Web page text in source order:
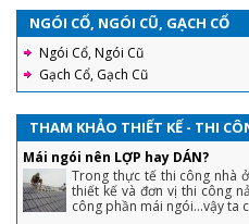
NGÓI CỔ, NGÓI CŨ, GẠCH CỔ
Ngói Cổ, Ngói Cũ
Gạch Cổ, Gạch Cũ
THAM KHẢO THIẾT KẾ - THI
Mái ngói nên LỢP hay DÁN?
Trong thực tế thi công nhà
thiết kế và đơn vị thi công
công phần mái ngói...vậy ta